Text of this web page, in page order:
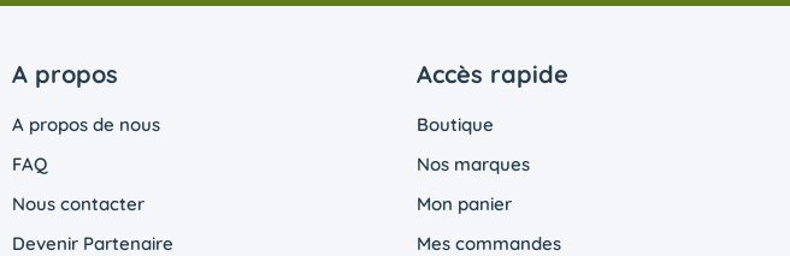
A propos
A propos de nous
FAQ
Nous contacter
Devenir Partenaire
Accès rapide
Boutique
Nos marques
Mon panier
Mes commandes